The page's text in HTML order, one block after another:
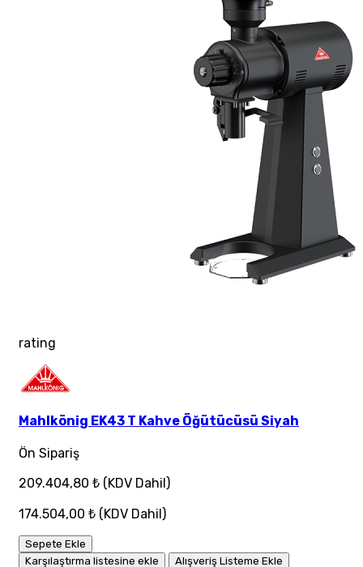
rating
Mahlkönig EK43 T Kahve Öğütücüsü Siyah
Ön Sipariş
209.404,80 ₺ (KDV Dahil)
174.504,00 ₺ (KDV Dahil)
Sepete Ekle
Karşılaştırma listesine ekle
Alışveriş Listeme Ekle